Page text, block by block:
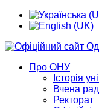
Про ОНУ
Історія
Вчена
Ректорат